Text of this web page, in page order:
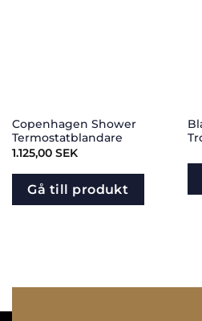
Copenhagen Shower
Termostatblandare
1.125,00SEK
Gå till produkt